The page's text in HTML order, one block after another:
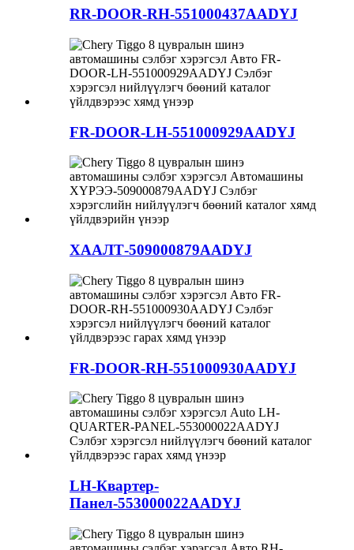
RR-DOOR-RH-551000437AADYJ
FR-DOOR-LH-551000929AADYJ
ХААЛТ-509000879AADYJ
FR-DOOR-RH-551000930AADYJ
LH-Квартер-
Панел-553000022AADYJ